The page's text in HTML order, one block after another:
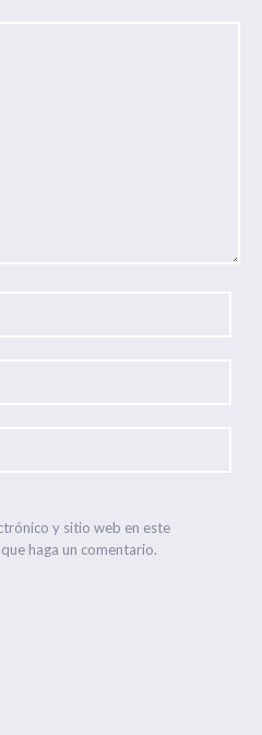
y sitio web en este
haga un comentario.